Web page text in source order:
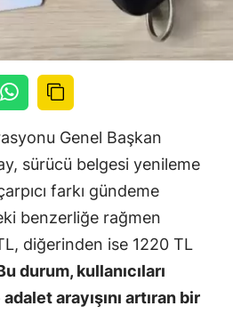
Genel Başkan
sürücü belgesi yenileme
farkı gündeme
benzerliğe rağmen
diğerinden ise 1220 TL
durum, kullanıcıları
arayışını artıran bir